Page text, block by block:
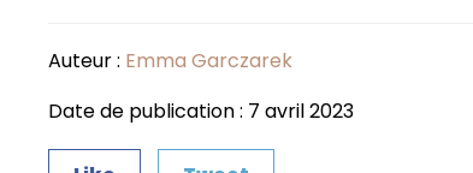
Auteur : Emma Garczarek
Date de publication : 7 avril 2023